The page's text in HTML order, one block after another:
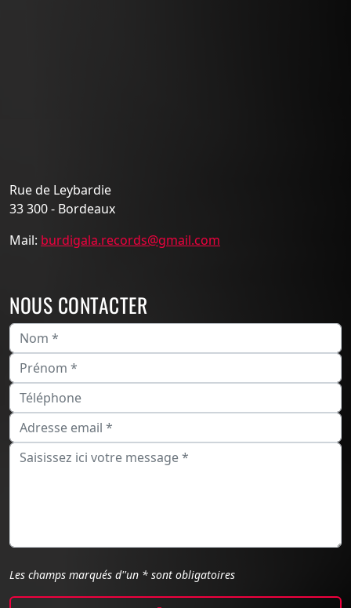
Rue de Leybardie
33 300 - Bordeaux
Mail: burdigala.records@gmail.com
NOUS CONTACTER
Les champs marqués d''un * sont obligatoires